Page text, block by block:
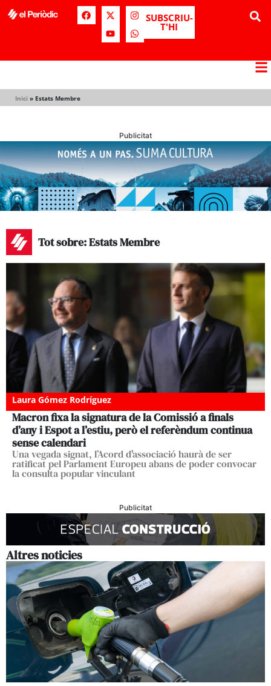
SUBSCRIU-
T'HI
Inici » Estats Membre
Publicitat
Tot sobre: Estats Membre
Laura Gómez Rodríguez
Macron fixa la signatura de la Comissió a finals
d’any i Espot a l’estiu, però el referèndum continua
sense calendari
Una vegada signat, l’Acord d'associació haurà de ser
ratificat pel Parlament Europeu abans de poder convocar
la consulta popular vinculant
Publicitat
Altres noticies